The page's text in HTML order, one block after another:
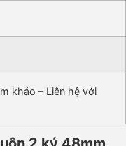
khảo – Liên hệ với